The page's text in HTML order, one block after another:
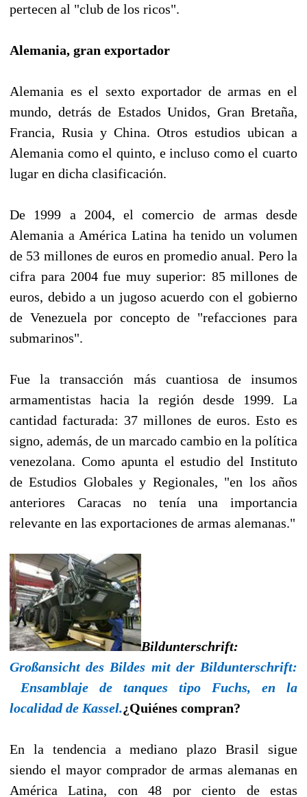
pertecen al "club de los ricos".
Alemania, gran exportador
Alemania es el sexto exportador de armas en el
mundo, detrás de Estados Unidos, Gran Bretaña,
Francia, Rusia y China. Otros estudios ubican a
Alemania como el quinto, e incluso como el cuarto
lugar en dicha clasificación.
De 1999 a 2004, el comercio de armas desde
Alemania a América Latina ha tenido un volumen
de 53 millones de euros en promedio anual. Pero la
cifra para 2004 fue muy superior: 85 millones de
euros, debido a un jugoso acuerdo con el gobierno
de Venezuela por concepto de "refacciones para
submarinos".
Fue la transacción más cuantiosa de insumos
armamentistas hacia la región desde 1999. La
cantidad facturada: 37 millones de euros. Esto es
signo, además, de un marcado cambio en la política
venezolana. Como apunta el estudio del Instituto
de Estudios Globales y Regionales, "en los años
anteriores Caracas no tenía una importancia
relevante en las exportaciones de armas alemanas."
Bildunterschrift:
Großansicht des Bildes mit der Bildunterschrift:
Ensamblaje de tanques tipo Fuchs, en la
localidad de Kassel.¿Quiénes compran?
En la tendencia a mediano plazo Brasil sigue
siendo el mayor comprador de armas alemanas en
América Latina, con 48 por ciento de estas